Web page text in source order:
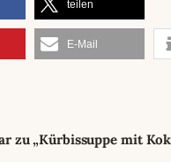
teilen
E-Mail
zu „Kürbissuppe mit